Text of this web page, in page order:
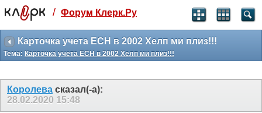
Святые угодники, Клерк без рекламы
прекрасен:)
месяц
3 месяца
259 ₽
-10%
/ Форум Клерк.Ру
Карточка учета ЕСН в 2002 Хелп ми плиз!!!
Тема: Карточка учета ЕСН в 2002 Хелп ми плиз!!!
Королева сказал(-а):
28.02.2020 15:48